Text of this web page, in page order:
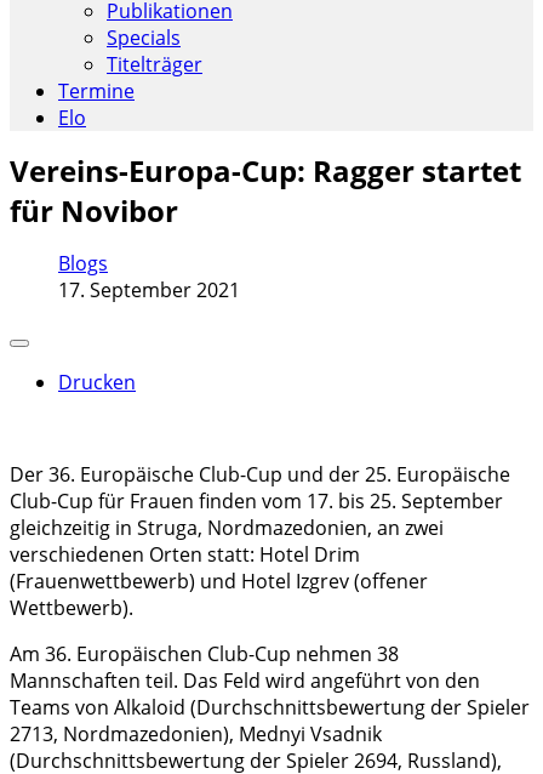
Publikationen
Specials
Titelträger
Termine
Elo
Vereins-Europa-Cup: Ragger startet
für Novibor
Blogs
17. September 2021
Drucken
Der 36. Europäische Club-Cup und der 25. Europäische
Club-Cup für Frauen finden vom 17. bis 25. September
gleichzeitig in Struga, Nordmazedonien, an zwei
verschiedenen Orten statt: Hotel Drim
(Frauenwettbewerb) und Hotel Izgrev (offener
Wettbewerb).
Am 36. Europäischen Club-Cup nehmen 38
Mannschaften teil. Das Feld wird angeführt von den
Teams von Alkaloid (Durchschnittsbewertung der Spieler
2713, Nordmazedonien), Mednyi Vsadnik
(Durchschnittsbewertung der Spieler 2694, Russland),